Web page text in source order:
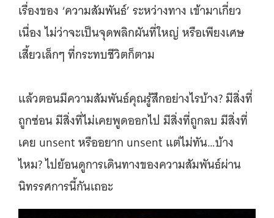
เรื่องของ ‘ความสัมพันธ์’ ระหว่างทาง เข้ามาเกี่ยว
เนื่อง ไม่ว่าจะเป็นจุดพลิกผันที่ใหญ่ หรือเพียงเศษ
เสี้ยวเล็กๆ ที่กระทบชีวิตก็ตาม
แล้วตอนมีความสัมพันธ์คุณรู้สึกอย่างไรบ้าง? มีสิ่งที่
ถูกซ่อน มีสิ่งที่ไม่เคยพูดออกไป มีสิ่งที่ถูกลบ มีสิ่งที่
เคย unsent หรืออยาก unsent แต่ไม่ทัน…บ้าง
ไหม? ไปย้อนดูการเดินทางของความสัมพันธ์ผ่าน
นิทรรศการนี้กันเถอะ